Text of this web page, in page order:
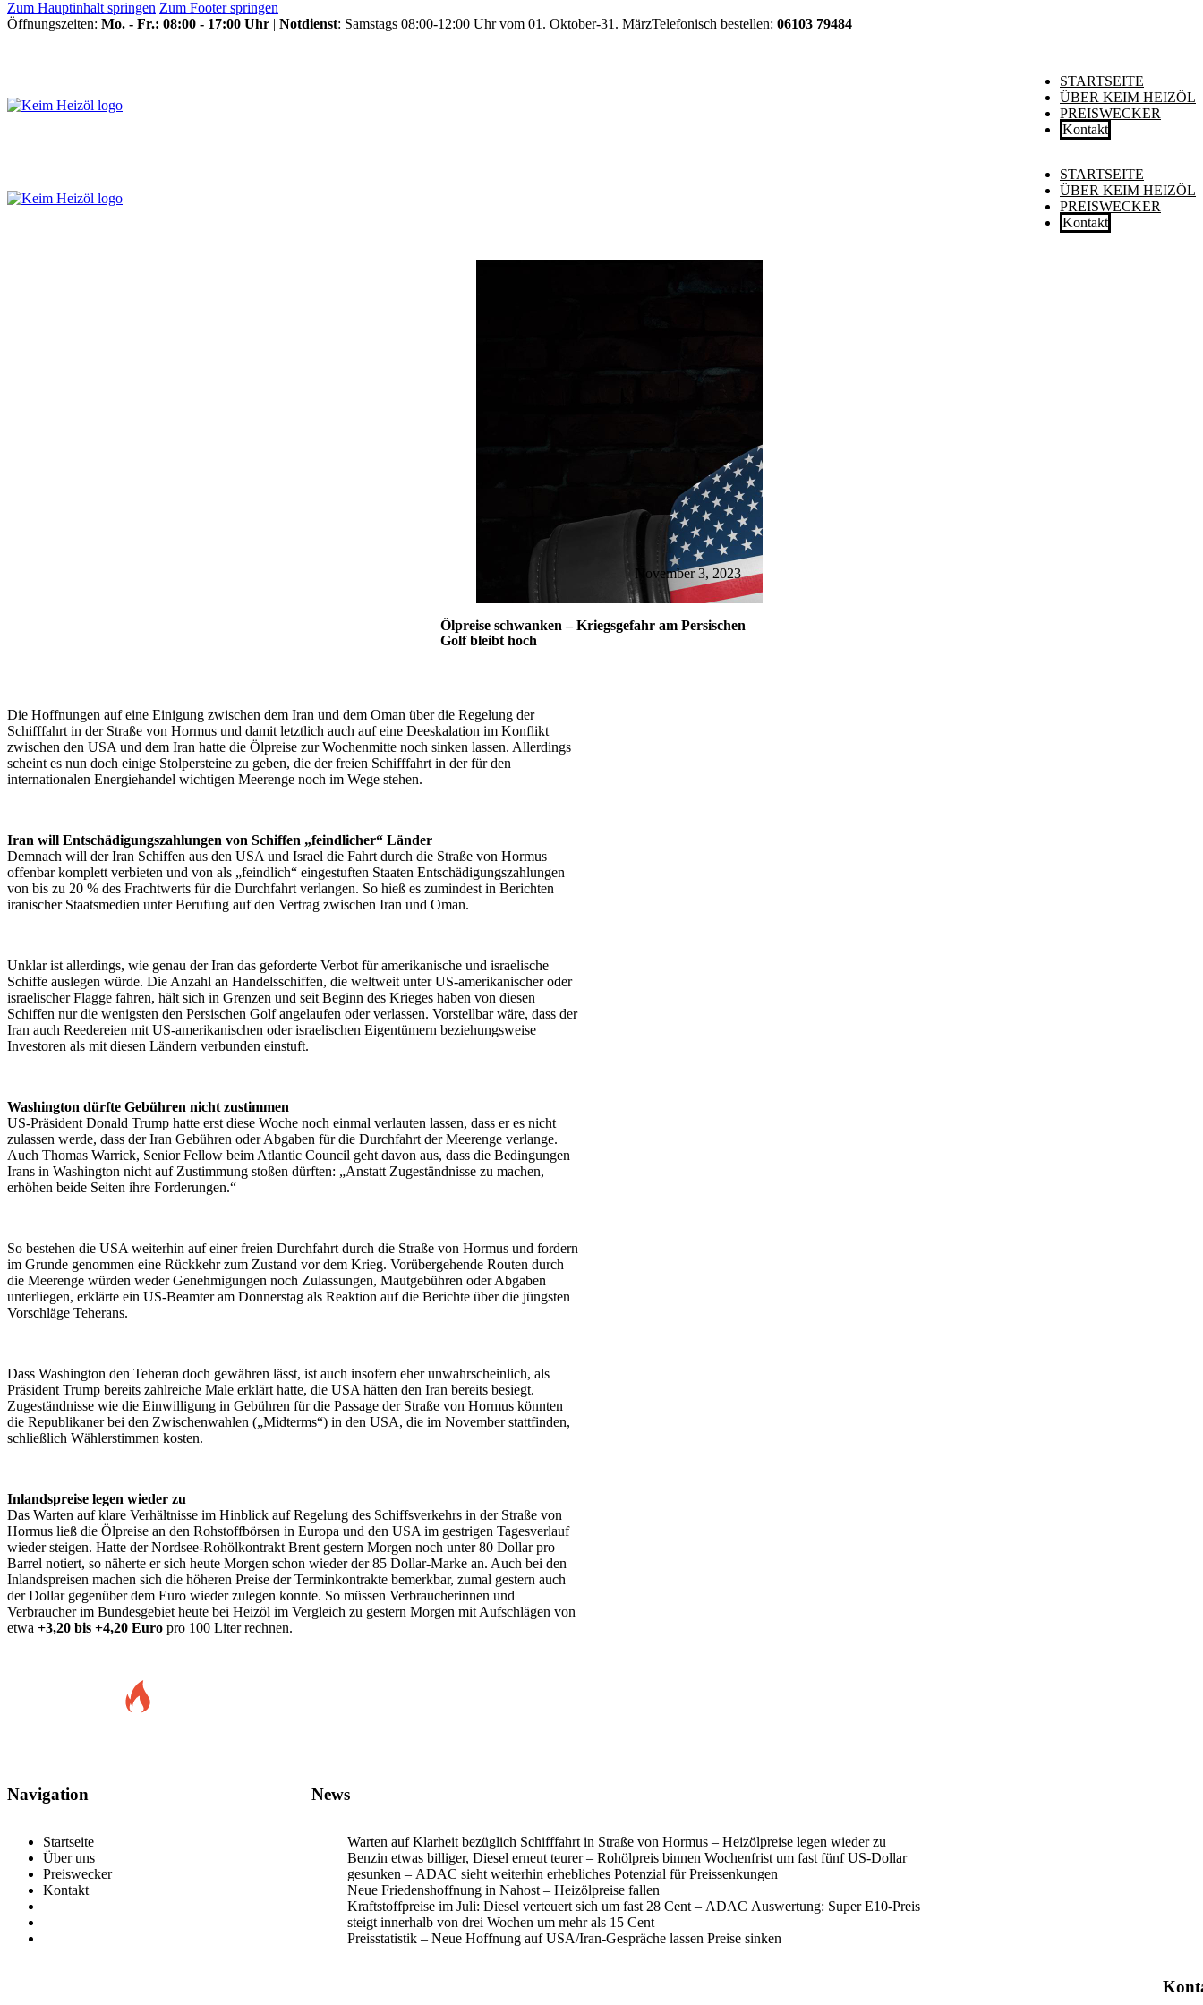
Zum Hauptinhalt springen Zum Footer springen
Öffnungszeiten: Mo. - Fr.: 08:00 - 17:00 Uhr | Notdienst: Samstags 08:00-12:00 Uhr vom 01. Oktober-31. MärzTelefonisch bestellen: 06103 79484
STARTSEITE
ÜBER KEIM HEIZÖL
PREISWECKER
Kontakt
STARTSEITE
ÜBER KEIM HEIZÖL
PREISWECKER
Kontakt
Ölpreise schwanken – Kriegsgefahr am Persischen
Golf bleibt hoch
November 3, 2023
Die Hoffnungen auf eine Einigung zwischen dem Iran und dem Oman über die Regelung der
Schifffahrt in der Straße von Hormus und damit letztlich auch auf eine Deeskalation im Konflikt
zwischen den USA und dem Iran hatte die Ölpreise zur Wochenmitte noch sinken lassen. Allerdings
scheint es nun doch einige Stolpersteine zu geben, die der freien Schifffahrt in der für den
internationalen Energiehandel wichtigen Meerenge noch im Wege stehen.
Iran will Entschädigungszahlungen von Schiffen „feindlicher“ Länder
Demnach will der Iran Schiffen aus den USA und Israel die Fahrt durch die Straße von Hormus
offenbar komplett verbieten und von als „feindlich“ eingestuften Staaten Entschädigungszahlungen
von bis zu 20 % des Frachtwerts für die Durchfahrt verlangen. So hieß es zumindest in Berichten
iranischer Staatsmedien unter Berufung auf den Vertrag zwischen Iran und Oman.
Unklar ist allerdings, wie genau der Iran das geforderte Verbot für amerikanische und israelische
Schiffe auslegen würde. Die Anzahl an Handelsschiffen, die weltweit unter US-amerikanischer oder
israelischer Flagge fahren, hält sich in Grenzen und seit Beginn des Krieges haben von diesen
Schiffen nur die wenigsten den Persischen Golf angelaufen oder verlassen. Vorstellbar wäre, dass der
Iran auch Reedereien mit US-amerikanischen oder israelischen Eigentümern beziehungsweise
Investoren als mit diesen Ländern verbunden einstuft.
Washington dürfte Gebühren nicht zustimmen
US-Präsident Donald Trump hatte erst diese Woche noch einmal verlauten lassen, dass er es nicht
zulassen werde, dass der Iran Gebühren oder Abgaben für die Durchfahrt der Meerenge verlange.
Auch Thomas Warrick, Senior Fellow beim Atlantic Council geht davon aus, dass die Bedingungen
Irans in Washington nicht auf Zustimmung stoßen dürften: „Anstatt Zugeständnisse zu machen,
erhöhen beide Seiten ihre Forderungen.“
So bestehen die USA weiterhin auf einer freien Durchfahrt durch die Straße von Hormus und fordern
im Grunde genommen eine Rückkehr zum Zustand vor dem Krieg. Vorübergehende Routen durch
die Meerenge würden weder Genehmigungen noch Zulassungen, Mautgebühren oder Abgaben
unterliegen, erklärte ein US-Beamter am Donnerstag als Reaktion auf die Berichte über die jüngsten
Vorschläge Teherans.
Dass Washington den Teheran doch gewähren lässt, ist auch insofern eher unwahrscheinlich, als
Präsident Trump bereits zahlreiche Male erklärt hatte, die USA hätten den Iran bereits besiegt.
Zugeständnisse wie die Einwilligung in Gebühren für die Passage der Straße von Hormus könnten
die Republikaner bei den Zwischenwahlen („Midterms“) in den USA, die im November stattfinden,
schließlich Wählerstimmen kosten.
Inlandspreise legen wieder zu
Das Warten auf klare Verhältnisse im Hinblick auf Regelung des Schiffsverkehrs in der Straße von
Hormus ließ die Ölpreise an den Rohstoffbörsen in Europa und den USA im gestrigen Tagesverlauf
wieder steigen. Hatte der Nordsee-Rohölkontrakt Brent gestern Morgen noch unter 80 Dollar pro
Barrel notiert, so näherte er sich heute Morgen schon wieder der 85 Dollar-Marke an. Auch bei den
Inlandspreisen machen sich die höheren Preise der Terminkontrakte bemerkbar, zumal gestern auch
der Dollar gegenüber dem Euro wieder zulegen konnte. So müssen Verbraucherinnen und
Verbraucher im Bundesgebiet heute bei Heizöl im Vergleich zu gestern Morgen mit Aufschlägen von
etwa +3,20 bis +4,20 Euro pro 100 Liter rechnen.
Navigation
Startseite
Über uns
Preiswecker
Kontakt
News
Warten auf Klarheit bezüglich Schifffahrt in Straße von Hormus – Heizölpreise legen wieder zu
Benzin etwas billiger, Diesel erneut teurer – Rohölpreis binnen Wochenfrist um fast fünf US-Dollar
gesunken – ADAC sieht weiterhin erhebliches Potenzial für Preissenkungen
Neue Friedenshoffnung in Nahost – Heizölpreise fallen
Kraftstoffpreise im Juli: Diesel verteuert sich um fast 28 Cent – ADAC Auswertung: Super E10-Preis
steigt innerhalb von drei Wochen um mehr als 15 Cent
Preisstatistik – Neue Hoffnung auf USA/Iran-Gespräche lassen Preise sinken